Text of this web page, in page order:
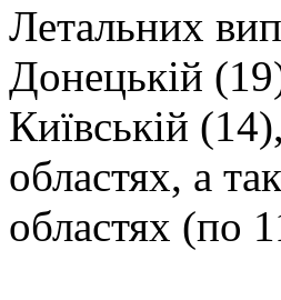
Летальних
Донецькій
Київській
областях, а
областях (по